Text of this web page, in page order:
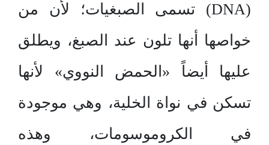
(DNA) تسمى الصبغيات؛ لأن من
خواصها أنها تلون عند الصبغ، ويطلق
عليها أيضاً «الحمض النووي» لأنها
تسكن في نواة الخلية، وهي موجودة
في الكروموسومات، وهذه